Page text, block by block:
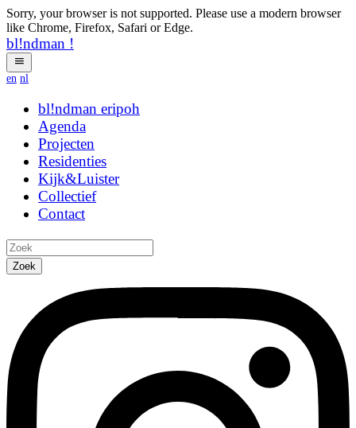
Sorry, your browser is not supported. Please use a modern browser
like Chrome, Firefox, Safari or Edge.
bl!ndman !
en nl
bl!ndman strings
Agenda
Projecten
Residenties
Kijk&Luister
Collectief
Contact
Zoek